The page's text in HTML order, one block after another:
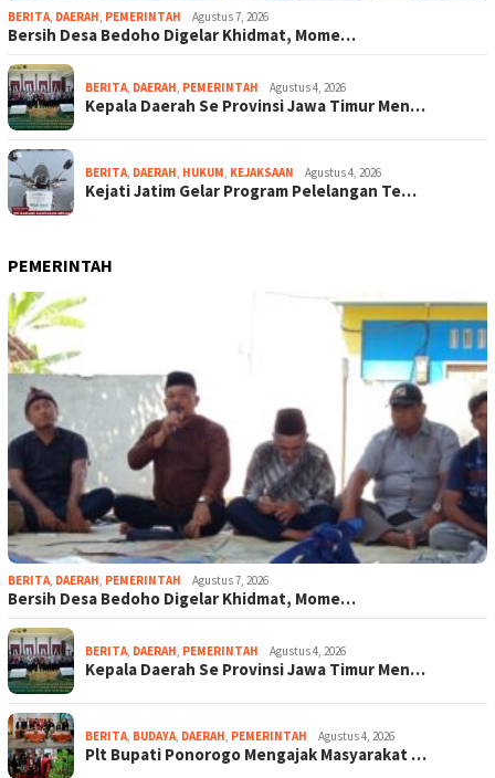
BERITA DAERAH PEMERINTAH Agustus 7, 2026
Bersih Desa Bedoho Digelar Khidmat, Mome…
BERITA DAERAH PEMERINTAH Agustus 4, 2026
Kepala Daerah Se Provinsi Jawa Timur Men…
BERITA DAERAH HUKUM KEJAKSAAN Agustus 4, 2026
Kejati Jatim Gelar Program Pelelangan Te…
PEMERINTAH
BERITA DAERAH PEMERINTAH Agustus 7, 2026
Bersih Desa Bedoho Digelar Khidmat, Mome…
BERITA DAERAH PEMERINTAH Agustus 4, 2026
Kepala Daerah Se Provinsi Jawa Timur Men…
BERITA BUDAYA DAERAH PEMERINTAH Agustus 4, 2026
Plt Bupati Ponorogo Mengajak Masyarakat …